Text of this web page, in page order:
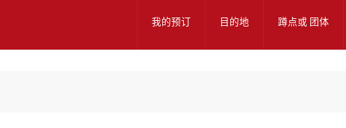
蹲点或 团体
目的地
我的预订